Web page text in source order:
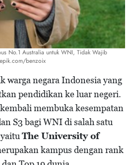
No.1 Australia untuk WNI, Tidak Wajib
benzoix
warga negara Indonesia yang
pendidikan ke luar negeri.
membuka kesempatan
S3 bagi WNI di salah satu
The University of
kampus dengan rank